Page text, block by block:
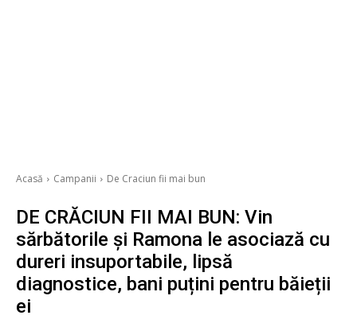
Acasă Campanii De Craciun fii mai bun
DE CRĂCIUN FII MAI BUN: Vin
sărbătorile și Ramona le asociază cu
dureri insuportabile, lipsă
diagnostice, bani puțini pentru băieții
ei